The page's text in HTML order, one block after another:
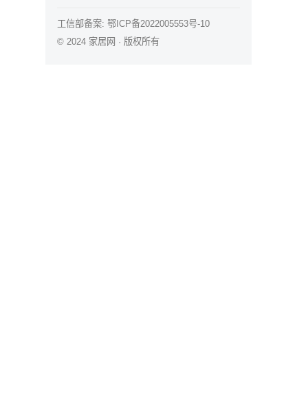
工信部备案: 鄂ICP备2022005553号-10
© 2024 家居网 · 版权所有